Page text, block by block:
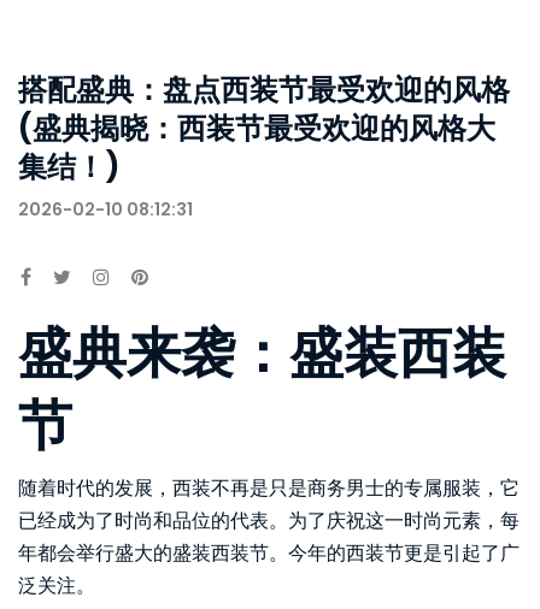
搭配盛典：盘点西装节最受欢迎的风格
(盛典揭晓：西装节最受欢迎的风格大
集结！)
2026-02-10 08:12:31
盛典来袭：盛装西装
节
随着时代的发展，西装不再是只是商务男士的专属服装，它
已经成为了时尚和品位的代表。为了庆祝这一时尚元素，每
年都会举行盛大的盛装西装节。今年的西装节更是引起了广
泛关注。